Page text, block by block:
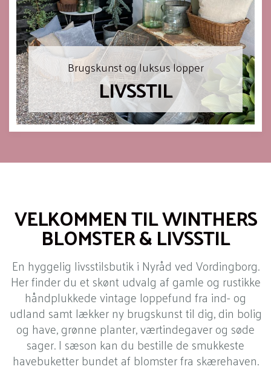
Brugskunst og luksus lopper
LIVSSTIL
VELKOMMEN TIL WINTHERS
BLOMSTER & LIVSSTIL
En hyggelig livsstilsbutik i Nyråd ved Vordingborg.
Her finder du et skønt udvalg af gamle og rustikke
håndplukkede vintage loppefund fra ind- og
udland samt lækker ny brugskunst til dig, din bolig
og have, grønne planter, værtindegaver og søde
sager. I sæson kan du bestille de smukkeste
havebuketter bundet af blomster fra skærehaven.